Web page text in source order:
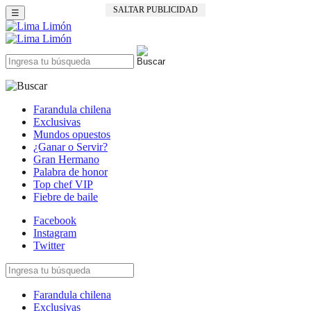
SALTAR PUBLICIDAD
☰
Farandula chilena
Exclusivas
Mundos opuestos
¿Ganar o Servir?
Gran Hermano
Palabra de honor
Top chef VIP
Fiebre de baile
Facebook
Instagram
Twitter
Farandula chilena
Exclusivas